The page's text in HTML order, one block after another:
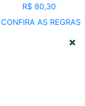
R$ 80,30
CONFIRA AS REGRAS